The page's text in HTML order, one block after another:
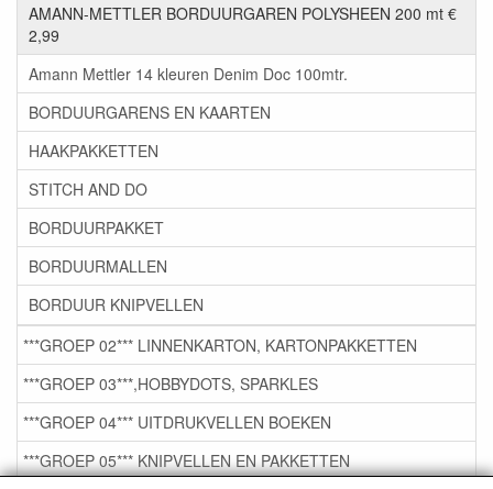
AMANN-METTLER BORDUURGAREN POLYSHEEN 200 mt €
2,99
Amann Mettler 14 kleuren Denim Doc 100mtr.
BORDUURGARENS EN KAARTEN
HAAKPAKKETTEN
STITCH AND DO
BORDUURPAKKET
BORDUURMALLEN
BORDUUR KNIPVELLEN
***GROEP 02*** LINNENKARTON, KARTONPAKKETTEN
***GROEP 03***,HOBBYDOTS, SPARKLES
***GROEP 04*** UITDRUKVELLEN BOEKEN
***GROEP 05*** KNIPVELLEN EN PAKKETTEN